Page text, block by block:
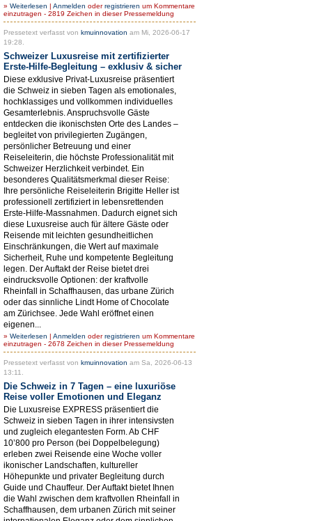
» Weiterlesen | Anmelden oderregistrieren um Kommentare
einzutragen - 2819 Zeichen in dieser Pressemeldung
Pressetext verfasst von kmuinnovation am Mi, 2026-06-17
19:28.
Schweizer Luxusreise mit zertifizierter
Erste-Hilfe-Begleitung – exklusiv & sicher
Diese exklusive Privat-Luxusreise präsentiert
die Schweiz in sieben Tagen als emotionales,
hochklassiges und vollkommen individuelles
Gesamterlebnis. Anspruchsvolle Gäste
entdecken die ikonischsten Orte des Landes –
begleitet von privilegierten Zugängen,
persönlicher Betreuung und einer
Reiseleiterin, die höchste Professionalität mit
Schweizer Herzlichkeit verbindet. Ein
besonderes Qualitätsmerkmal dieser Reise:
Ihre persönliche Reiseleiterin Brigitte Heller ist
professionell zertifiziert in lebensrettenden
Erste-Hilfe-Massnahmen. Dadurch eignet sich
diese Luxusreise auch für ältere Gäste oder
Reisende mit leichten gesundheitlichen
Einschränkungen, die Wert auf maximale
Sicherheit, Ruhe und kompetente Begleitung
legen. Der Auftakt der Reise bietet drei
eindrucksvolle Optionen: der kraftvolle
Rheinfall in Schaffhausen, das urbane Zürich
oder das sinnliche Lindt Home of Chocolate
am Zürichsee. Jede Wahl eröffnet einen
eigenen...
» Weiterlesen | Anmelden oderregistrieren um Kommentare
einzutragen - 2678 Zeichen in dieser Pressemeldung
Pressetext verfasst von kmuinnovation am Sa, 2026-06-13
13:11.
Die Schweiz in 7 Tagen – eine luxuriöse
Reise voller Emotionen und Eleganz
Die Luxusreise EXPRESS präsentiert die
Schweiz in sieben Tagen in ihrer intensivsten
und zugleich elegantesten Form. Ab CHF
10’800 pro Person (bei Doppelbelegung)
erleben zwei Reisende eine Woche voller
ikonischer Landschaften, kultureller
Höhepunkte und privater Begleitung durch
Guide und Chauffeur. Der Auftakt bietet Ihnen
die Wahl zwischen dem kraftvollen Rheinfall in
Schaffhausen, dem urbanen Zürich mit seiner